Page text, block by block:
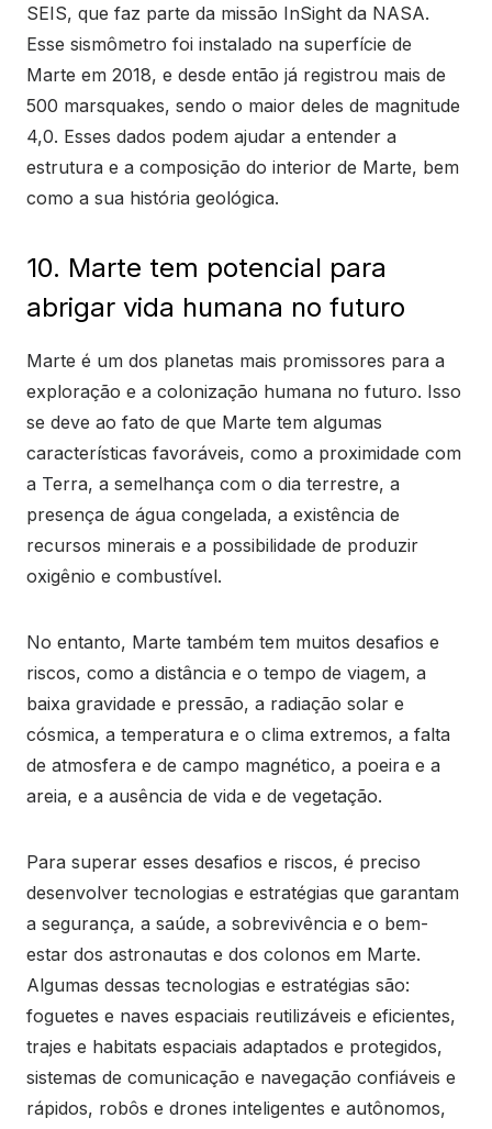
SEIS, que faz parte da missão InSight da NASA.
Esse sismômetro foi instalado na superfície de
Marte em 2018, e desde então já registrou mais de
500 marsquakes, sendo o maior deles de magnitude
4,0. Esses dados podem ajudar a entender a
estrutura e a composição do interior de Marte, bem
como a sua história geológica.
10. Marte tem potencial para
abrigar vida humana no futuro
Marte é um dos planetas mais promissores para a
exploração e a colonização humana no futuro. Isso
se deve ao fato de que Marte tem algumas
características favoráveis, como a proximidade com
a Terra, a semelhança com o dia terrestre, a
presença de água congelada, a existência de
recursos minerais e a possibilidade de produzir
oxigênio e combustível.
No entanto, Marte também tem muitos desafios e
riscos, como a distância e o tempo de viagem, a
baixa gravidade e pressão, a radiação solar e
cósmica, a temperatura e o clima extremos, a falta
de atmosfera e de campo magnético, a poeira e a
areia, e a ausência de vida e de vegetação.
Para superar esses desafios e riscos, é preciso
desenvolver tecnologias e estratégias que garantam
a segurança, a saúde, a sobrevivência e o bem-
estar dos astronautas e dos colonos em Marte.
Algumas dessas tecnologias e estratégias são:
foguetes e naves espaciais reutilizáveis e eficientes,
trajes e habitats espaciais adaptados e protegidos,
sistemas de comunicação e navegação confiáveis e
rápidos, robôs e drones inteligentes e autônomos,